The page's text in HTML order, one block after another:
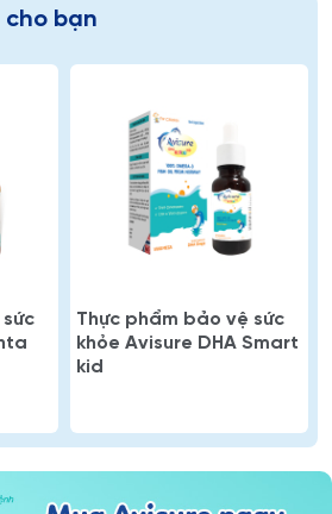
cho bạn
Thực phẩm bảo vệ sức
khỏe Avisure DHA Smart
kid